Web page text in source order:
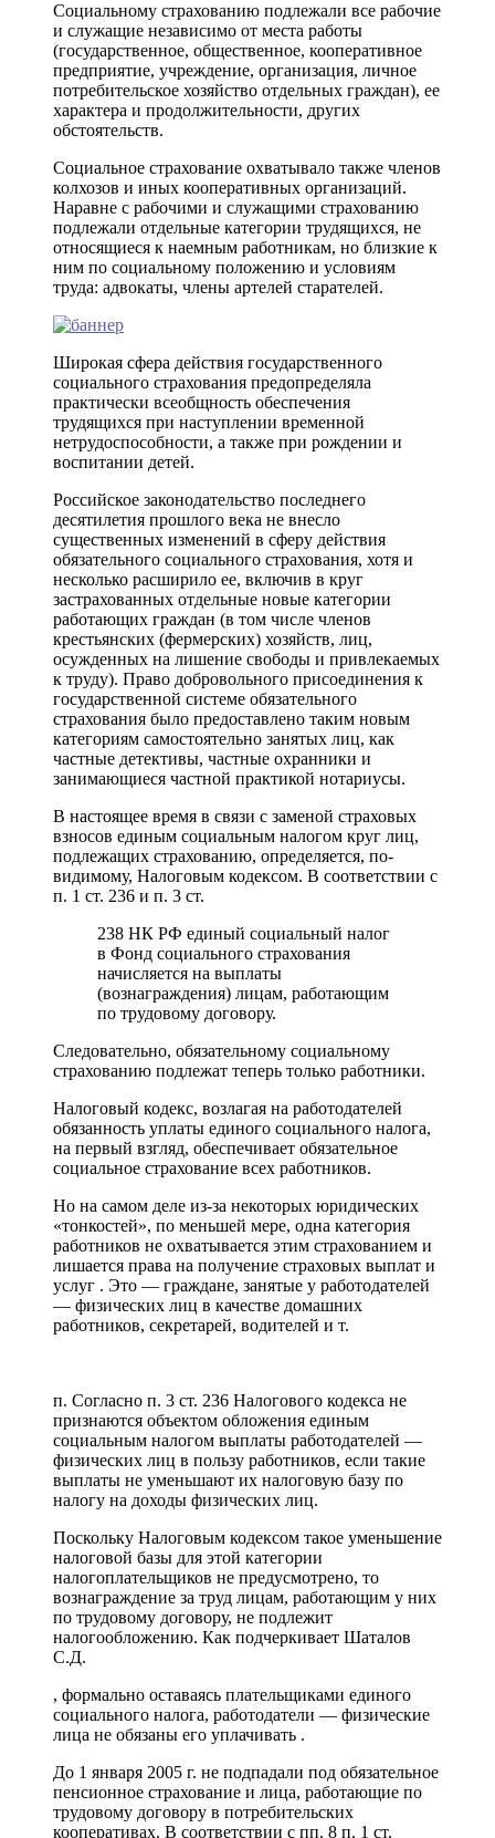
Социальному страхованию подлежали все рабочие
и служащие независимо от места работы
(государственное, общественное, кооперативное
предприятие, учреждение, организация, личное
потребительское хозяйство отдельных граждан), ее
характера и продолжительности, других
обстоятельств.
Социальное страхование охватывало также членов
колхозов и иных кооперативных организаций.
Наравне с рабочими и служащими страхованию
подлежали отдельные категории трудящихся, не
относящиеся к наемным работникам, но близкие к
ним по социальному положению и условиям
труда: адвокаты, члены артелей старателей.
Широкая сфера действия государственного
социального страхования предопределяла
практически всеобщность обеспечения
трудящихся при наступлении временной
нетрудоспособности, а также при рождении и
воспитании детей.
Российское законодательство последнего
десятилетия прошлого века не внесло
существенных изменений в сферу действия
обязательного социального страхования, хотя и
несколько расширило ее, включив в круг
застрахованных отдельные новые категории
работающих граждан (в том числе членов
крестьянских (фермерских) хозяйств, лиц,
осужденных на лишение свободы и привлекаемых
к труду). Право добровольного присоединения к
государственной системе обязательного
страхования было предоставлено таким новым
категориям самостоятельно занятых лиц, как
частные детективы, частные охранники и
занимающиеся частной практикой нотариусы.
В настоящее время в связи с заменой страховых
взносов единым социальным налогом круг лиц,
подлежащих страхованию, определяется, по-
видимому, Налоговым кодексом. В соответствии с
п. 1 ст. 236 и п. 3 ст.
238 НК РФ единый социальный налог
в Фонд социального страхования
начисляется на выплаты
(вознаграждения) лицам, работающим
по трудовому договору.
Следовательно, обязательному социальному
страхованию подлежат теперь только работники.
Налоговый кодекс, возлагая на работодателей
обязанность уплаты единого социального налога,
на первый взгляд, обеспечивает обязательное
социальное страхование всех работников.
Но на самом деле из-за некоторых юридических
«тонкостей», по меньшей мере, одна категория
работников не охватывается этим страхованием и
лишается права на получение страховых выплат и
услуг . Это — граждане, занятые у работодателей
— физических лиц в качестве домашних
работников, секретарей, водителей и т.
п. Согласно п. 3 ст. 236 Налогового кодекса не
признаются объектом обложения единым
социальным налогом выплаты работодателей —
физических лиц в пользу работников, если такие
выплаты не уменьшают их налоговую базу по
налогу на доходы физических лиц.
Поскольку Налоговым кодексом такое уменьшение
налоговой базы для этой категории
налогоплательщиков не предусмотрено, то
вознаграждение за труд лицам, работающим у них
по трудовому договору, не подлежит
налогообложению. Как подчеркивает Шаталов
С.Д.
, формально оставаясь плательщиками единого
социального налога, работодатели — физические
лица не обязаны его уплачивать .
До 1 января 2005 г. не подпадали под обязательное
пенсионное страхование и лица, работающие по
трудовому договору в потребительских
кооперативах. В соответствии с пп. 8 п. 1 ст.